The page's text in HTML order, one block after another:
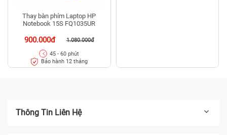
Thay bàn phím Laptop HP
Notebook 15S FQ1035UR
900.000đ 1.080.000đ
45 - 60 phút
Bảo hành 12 tháng
Thông Tin Liên Hệ